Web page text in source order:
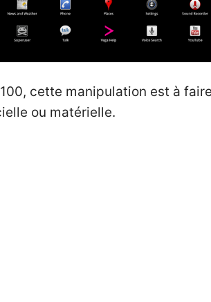
, cette manipulation est à
ou matérielle.